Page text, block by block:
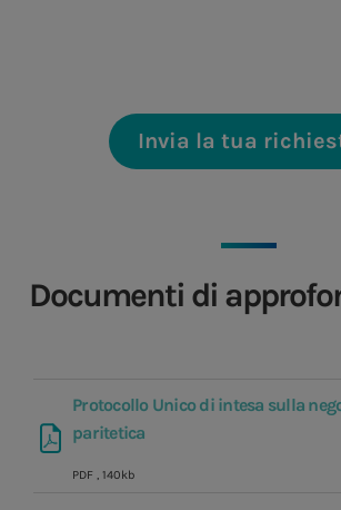
Invia la tua
Documenti di
Protocollo Unico di intesa sulla
paritetica
PDF , 140kb